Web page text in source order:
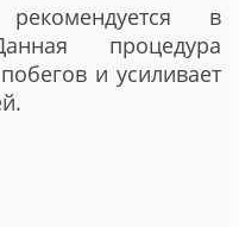
в
процедура
и усиливает